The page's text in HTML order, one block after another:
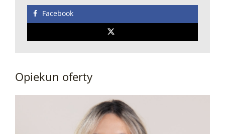
Facebook
Opiekun oferty